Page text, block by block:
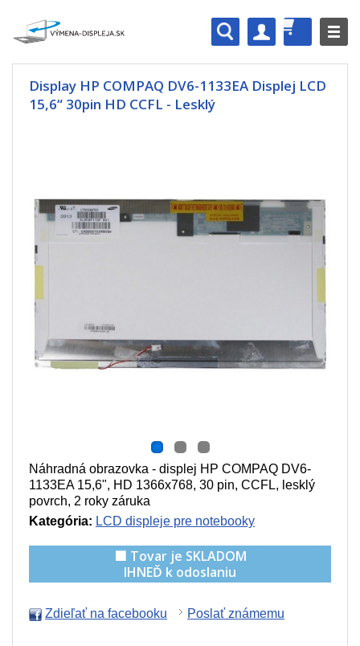
Display HP COMPAQ DV6-1133EA Displej LCD
15,6“ 30pin HD CCFL - Lesklý
Náhradná obrazovka - displej HP COMPAQ DV6-
1133EA 15,6", HD 1366x768, 30 pin, CCFL, lesklý
povrch, 2 roky záruka
Kategória: LCD displeje pre notebooky
🟩 Tovar je SKLADOM
IHNEĎ k odoslaniu
Zdieľať na facebooku Poslať známemu